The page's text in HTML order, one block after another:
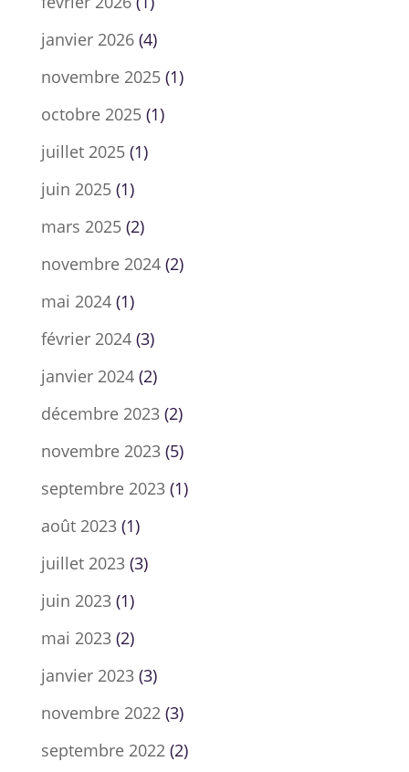
janvier 2026(4)
novembre 2025(1)
octobre 2025(1)
juillet 2025(1)
juin 2025(1)
mars 2025(2)
novembre 2024(2)
mai 2024(1)
février 2024(3)
janvier 2024(2)
décembre 2023(2)
novembre 2023(5)
septembre 2023(1)
août 2023(1)
juillet 2023(3)
juin 2023(1)
mai 2023(2)
janvier 2023(3)
novembre 2022(3)
septembre 2022(2)